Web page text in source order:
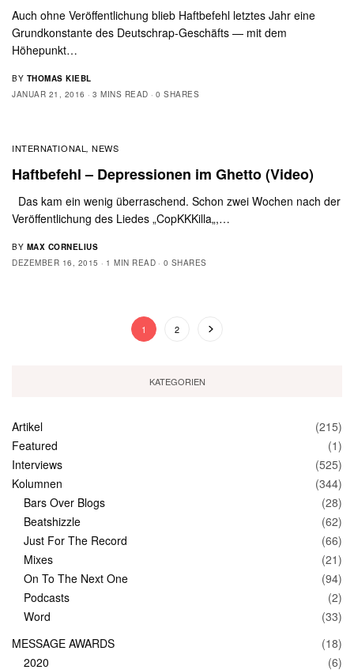
Auch ohne Veröffentlichung blieb Haftbefehl letztes Jahr eine
Grundkonstante des Deutschrap-Geschäfts — mit dem
Höhepunkt…
BY THOMAS KIEBL
JANUAR 21, 2016
3 MINS READ 0 SHARES
INTERNATIONAL ,NEWS
Haftbefehl – Depressionen im Ghetto (Video)
Das kam ein wenig überraschend. Schon zwei Wochen nach der
Veröffentlichung des Liedes „CopKKKilla„,…
BY MAX CORNELIUS
DEZEMBER 16, 2015
1 MIN READ 0 SHARES
1 2
KATEGORIEN
Artikel
(215)
Featured
(1)
Interviews
(525)
Kolumnen
(344)
Bars Over Blogs
(28)
Beatshizzle
(62)
Just For The Record
(66)
Mixes
(21)
On To The Next One
(94)
Podcasts
(2)
Word
(33)
MESSAGE AWARDS
(18)
2020
(6)